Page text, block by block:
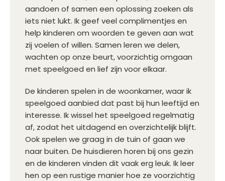
aandoen of samen een oplossing zoeken als
iets niet lukt. Ik geef veel complimentjes en
help kinderen om woorden te geven aan wat
zij voelen of willen. Samen leren we delen,
wachten op onze beurt, voorzichtig omgaan
met speelgoed en lief zijn voor elkaar.
De kinderen spelen in de woonkamer, waar ik
speelgoed aanbied dat past bij hun leeftijd en
interesse. Ik wissel het speelgoed regelmatig
af, zodat het uitdagend en overzichtelijk blijft.
Ook spelen we graag in de tuin of gaan we
naar buiten. De huisdieren horen bij ons gezin
en de kinderen vinden dit vaak erg leuk. Ik leer
hen op een rustige manier hoe ze voorzichtig